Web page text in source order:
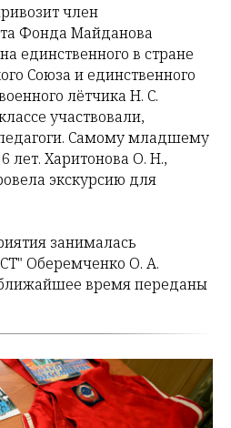
член
ФондаМайданова
единственного в стране
Союза и единственного
лётчика Н. С.
участвовали,
Самому младшему
лет. Харитонова О. Н.,
экскурсию для
занималась
Оберемченко О. А.
время переданы